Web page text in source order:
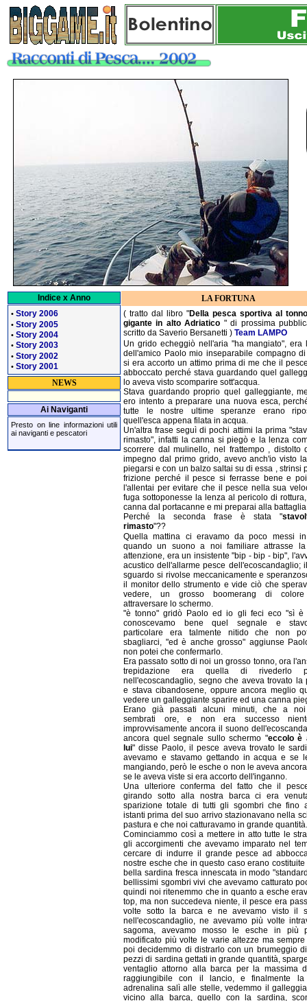
Indice x Anno
• Story 2006
• Story 2005
• Story 2004
• Story 2003
• Story 2002
• Story 2001
NEWS
Ai Naviganti
Presto on line informazioni utili
ai naviganti e pescatori
LA FORTUNA
( tratto dal libro "Della pesca sportiva al
gigante in alto Adriatico " di prossima
scritto da Saverio Bersanetti ) Team LAMPO
Un grido echeggiò nell'aria "ha mangiato", era
dell'amico Paolo mio inseparabile compagno
si era accorto un attimo prima di me che il
abboccato perché stava guardando quel
lo aveva visto scomparire sott'acqua.
Stava guardando proprio quel galleggiante,
ero intento a preparare una nuova esca,
tutte le nostre ultime speranze erano
quell'esca appena filata in acqua.
Un'altra frase seguì di pochi attimi la prima
rimasto", infatti la canna si piegò e la lenza
scorrere dal mulinello, nel frattempo , distolto
impegno dal primo grido, avevo anch'io visto
piegarsi e con un balzo saltai su di essa , strinsi
frizione perché il pesce si ferrasse bene e
l'allentai per evitare che il pesce nella sua
fuga sottoponesse la lenza al pericolo di
canna dal portacanne e mi preparai alla
Perché la seconda frase è stata "
rimasto"??
Quella mattina ci eravamo da poco messi
quando un suono a noi familiare attrasse la
attenzione, era un insistente "bip - bip - bip",
acustico dell'allarme pesce dell'ecoscandaglio;
sguardo si rivolse meccanicamente e
il monitor dello strumento e vide ciò che
vedere, un grosso boomerang di
attraversare lo schermo.
"è tonno" gridò Paolo ed io gli feci eco "sì è
conoscevamo bene quel segnale e
particolare era talmente nitido che non
sbagliarci, "ed è anche grosso" aggiunse
non potei che confermarlo.
Era passato sotto di noi un grosso tonno, ora
trepidazione era quella di rivederlo
nell'ecoscandaglio, segno che aveva trovato la
e stava cibandosene, oppure ancora meglio
vedere un galleggiante sparire ed una canna
Erano già passati alcuni minuti, che a
sembrati ore, e non era successo
improvvisamente ancora il suono
ancora quel segnale sullo schermo "eccolo è
lui" disse Paolo, il pesce aveva trovato le
avevamo e stavamo gettando in acqua e se
mangiando, però le esche o non le aveva
se le aveva viste si era accorto dell'inganno.
Una ulteriore conferma del fatto che il
girando sotto alla nostra barca ci era
sparizione totale di tutti gli sgombri che fino
istanti prima del suo arrivo stazionavano nella
pastura e che noi catturavamo in grande quantità.
Cominciammo così a mettere in atto tutte le
gli accorgimenti che avevamo imparato nel
cercare di indurre il grande pesce ad
nostre esche che in questo caso erano
bella sardina fresca innescata in modo
bellissimi sgombri vivi che avevamo catturato
quindi noi ritenemmo che in quanto a esche
top, ma non succedeva niente, il pesce era
volte sotto la barca e ne avevamo visto il
nell'ecoscandaglio, ne avevamo più volte
sagoma, avevamo mosso le esche in più
modificato più volte le varie altezze ma
poi decidemmo di distrarlo con un brumeggio
pezzi di sardina gettati in grande quantità,
ventaglio attorno alla barca per la massima
raggiungibile con il lancio, e finalmente la
adrenalina salì alle stelle, vedemmo il
vicino alla barca, quello con la sardina,